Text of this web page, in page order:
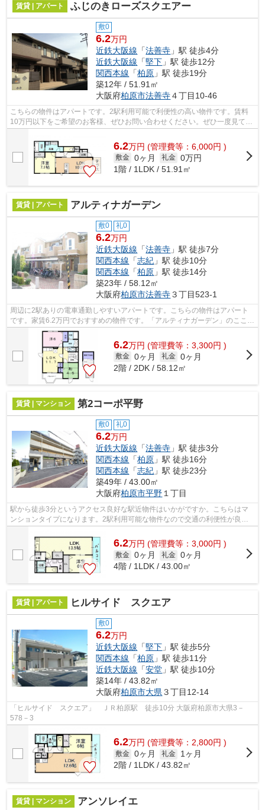
賃貸 | アパート ふじのきローズスクエアー
敷0
6.2万円
近鉄大阪線 「法善寺 」駅 徒歩4分
近鉄大阪線 「堅下 」駅 徒歩12分
関西本線 「柏原 」駅 徒歩19分
築12年 / 51.91㎡
大阪府柏原市法善寺４丁目10-46
こちらの物件はアパートです。2駅利用可能で利便性の高い物件です。賃料
10万円以下をご希望のお客様、ぜひお問い合わせください。ぜひ一度見てい
6.2万円 (管理費等：6,000円 )
敷金 0ヶ月 礼金 0万円
1階 / 1LDK / 51.91㎡
賃貸 | アパート アルティナガーデン
敷0 礼0
6.2万円
近鉄大阪線 「法善寺 」駅 徒歩7分
関西本線 「志紀 」駅 徒歩10分
関西本線 「柏原 」駅 徒歩14分
築23年 / 58.12㎡
大阪府柏原市法善寺３丁目523-1
周辺に2駅ありの電車通勤しやすいアパートです。こちらの物件はアパート
です。家賃6.2万円でおすすめの物件です。「アルティナガーデン」のここが
イチオシ。物件探しをしている方、近...
6.2万円 (管理費等：3,300円 )
敷金 0ヶ月 礼金 0ヶ月
2階 / 2DK / 58.12㎡
賃貸 | マンション 第2コーポ平野
敷0 礼0
6.2万円
近鉄大阪線 「法善寺 」駅 徒歩3分
関西本線 「柏原 」駅 徒歩16分
関西本線 「志紀 」駅 徒歩23分
築49年 / 43.00㎡
大阪府柏原市平野 １丁目
駅から徒歩3分というアクセス良好な駅近物件はいかがですか。こちらはマ
ンションタイプになります。2駅利用可能な物件なので交通の利便性が良い
のが魅力です。当社スタッフが地域の賃...
6.2万円 (管理費等：3,000円 )
敷金 0ヶ月 礼金 0ヶ月
4階 / 1LDK / 43.00㎡
賃貸 | アパート ヒルサイド スクエア
敷0
6.2万円
近鉄大阪線 「堅下 」駅 徒歩5分
関西本線 「柏原 」駅 徒歩11分
近鉄大阪線 「安堂 」駅 徒歩10分
築14年 / 43.82㎡
大阪府柏原市大県 ３丁目12-14
「ヒルサイド スクエア」 ＪＲ柏原駅 徒歩10分 大阪府柏原市大県3－
578－3
6.2万円 (管理費等：2,800円 )
敷金 0ヶ月 礼金
1ヶ月
2階 / 1LDK / 43.82㎡
賃貸 | マンション アンソレイエ